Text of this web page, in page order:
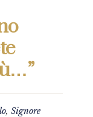
, Signore